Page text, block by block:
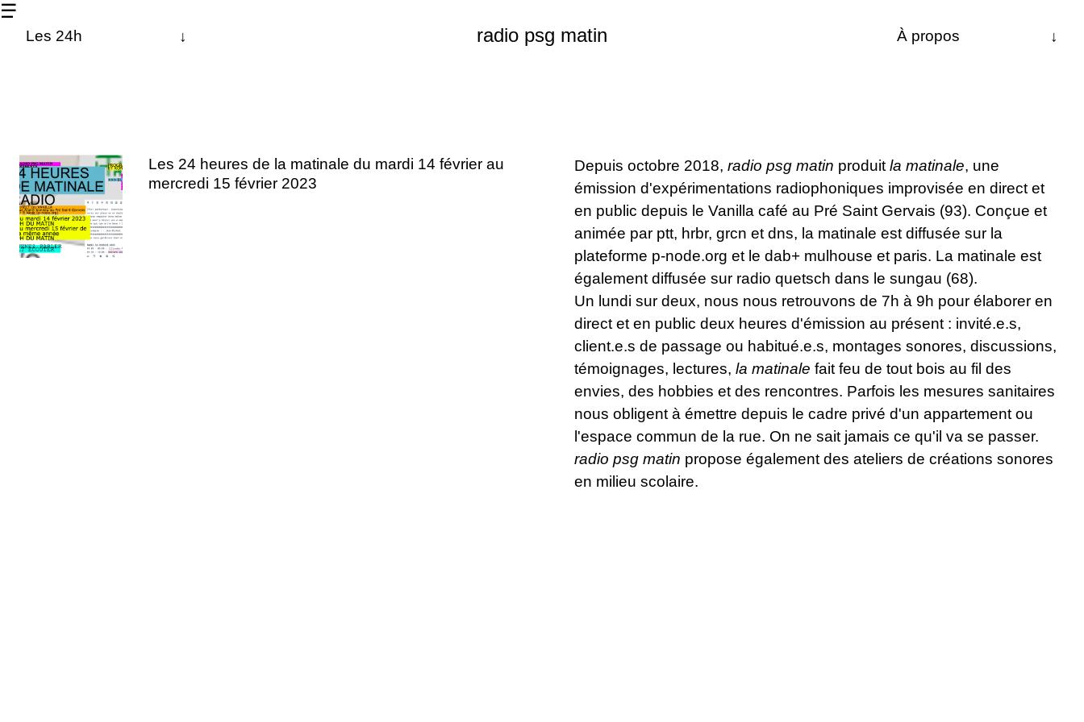
radio psg matin
☰
↓
Les 24h
radio chanterelle
Contact
Les 24 heures de la matinale du mardi 14 février au
mercredi 15 février 2023
↓
À propos
radio chanterelle
Contact
Depuis octobre 2018, radio psg matin produit la matinale, une
émission d'expérimentations radiophoniques improvisée en direct et
en public depuis le Vanilla café au Pré Saint Gervais (93). Conçue et
animée par ptt, hrbr, grcn et dns, la matinale est diffusée sur la
plateforme p-node.org et le dab+ mulhouse et paris. La matinale est
également diffusée sur radio quetsch dans le sungau (68).
Un lundi sur deux, nous nous retrouvons de 7h à 9h pour élaborer en
direct et en public deux heures d'émission au présent : invité.e.s,
client.e.s de passage ou habitué.e.s, montages sonores, discussions,
témoignages, lectures, la matinale fait feu de tout bois au fil des
envies, des hobbies et des rencontres. Parfois les mesures sanitaires
nous obligent à émettre depuis le cadre privé d'un appartement ou
l'espace commun de la rue. On ne sait jamais ce qu'il va se passer.
radio psg matin propose également des ateliers de créations sonores
en milieu scolaire.